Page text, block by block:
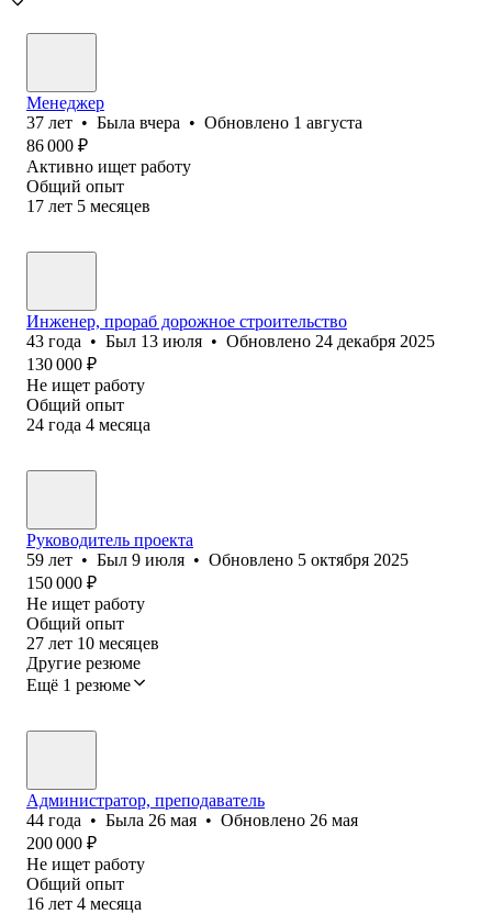
Менеджер
37 лет • Была вчера • Обновлено 1 августа
86 000 ₽
Активно ищет работу
Общий опыт
17 лет 5 месяцев
Инженер, прораб дорожное строительство
43 года • Был 13 июля • Обновлено 24 декабря 2025
130 000 ₽
Не ищет работу
Общий опыт
24 года 4 месяца
Руководитель проекта
59 лет • Был 9 июля • Обновлено 5 октября 2025
150 000 ₽
Не ищет работу
Общий опыт
27 лет 10 месяцев
Другие резюме
Ещё 1 резюме
Администратор, преподаватель
44 года • Была 26 мая • Обновлено 26 мая
200 000 ₽
Не ищет работу
Общий опыт
16 лет 4 месяца